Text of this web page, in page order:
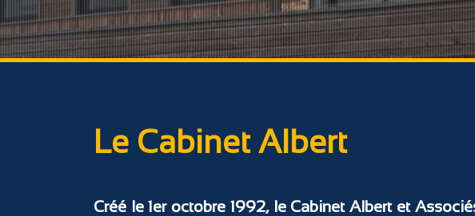
Le Cabinet Albert
Créé le 1er octobre 1992, le Cabinet Albert et